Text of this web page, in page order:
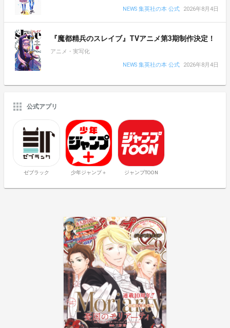
NEWS 集英社の本 公式
2026年8月4日
『魔都精兵のスレイブ』TVアニメ第3期制作決定！
アニメ・実写化
NEWS 集英社の本 公式
2026年8月4日
公式アプリ
ゼブラック 少年ジャンプ＋ ジャンプTOON